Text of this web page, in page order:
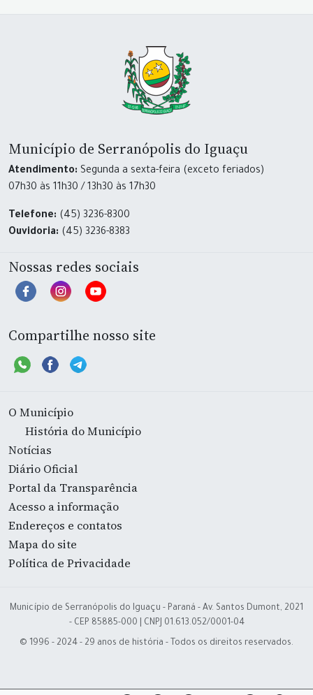
Município de Serranópolis do Iguaçu
Atendimento: Segunda a sexta-feira (exceto feriados)
07h30 às 11h30 / 13h30 às 17h30
Telefone: (45) 3236-8300
Ouvidoria: (45) 3236-8383
Nossas redes sociais
Compartilhe nosso site
O Município
História do Município
Notícias
Diário Oficial
Portal da Transparência
Acesso a informação
Endereços e contatos
Mapa do site
Política de Privacidade
Município de Serranópolis do Iguaçu - Paraná - Av. Santos Dumont, 2021
- CEP 85885-000 | CNPJ 01.613.052/0001-04
© 1996 - 2024 - 29 anos de história - Todos os direitos reservados.